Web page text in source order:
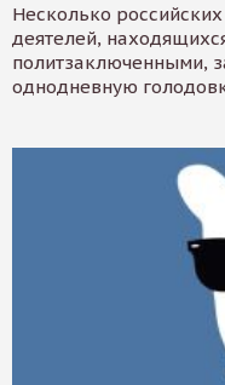
Несколько
деятелей,
политзаключенными,
однодневную